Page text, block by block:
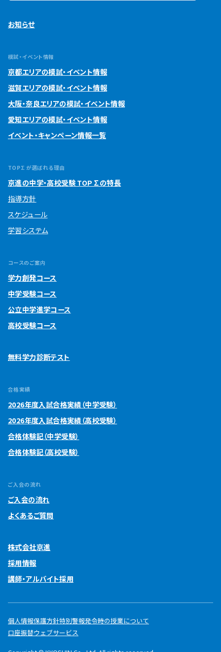
お知らせ
模試・イベント情報
京都エリアの模試・イベント情報
滋賀エリアの模試・イベント情報
大阪・奈良エリアの模試・イベント情報
愛知エリアの模試・イベント情報
イベント・キャンペーン情報一覧
TOP∑が選ばれる理由
京進の中学・高校受験 TOP∑の特長
指導方針
スケジュール
学習システム
コースのご案内
学力創発コース
中学受験コース
公立中学進学コース
高校受験コース
無料学力診断テスト
合格実績
2026年度入試合格実績（中学受験）
2026年度入試合格実績（高校受験）
合格体験記（中学受験）
合格体験記（高校受験）
ご入会の流れ
ご入会の流れ
よくあるご質問
株式会社京進
採用情報
講師・アルバイト採用
個人情報保護方針特別警報発令時の授業について
口座振替ウェブサービス